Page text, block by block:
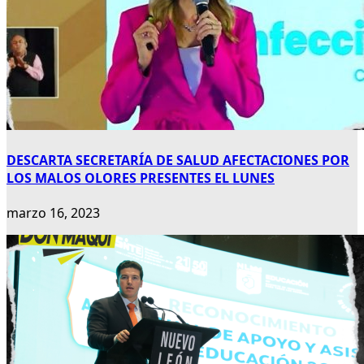
DESCARTA SECRETARÍA DE SALUD AFECTACIONES POR
LOS MALOS OLORES PRESENTES EL LUNES
marzo 16, 2023